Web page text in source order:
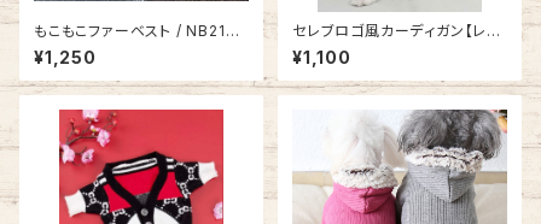
もこもこファーベスト / NB21SS
8997846
¥1,250
セレブロゴ風カーディガン【レッ
ド】 SH21AW3839996
¥1,100